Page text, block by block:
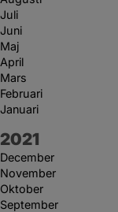
Juli
Juni
Maj
April
Mars
Februari
Januari
År:
2021
December
November
Oktober
September